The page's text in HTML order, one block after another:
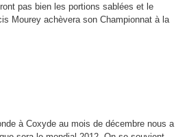
pas bien les portions sablées et le
Mourey achèvera son Championnat à la
à Coxyde au mois de décembre nous a